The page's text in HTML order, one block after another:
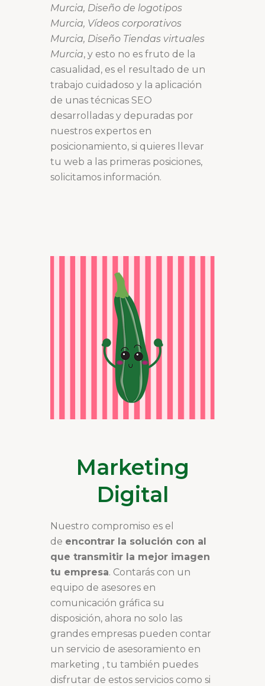
Murcia, Diseño de logotipos
Murcia, Vídeos corporativos
Murcia, Diseño Tiendas virtuales
Murcia, y esto no es fruto de la
casualidad, es el resultado de un
trabajo cuidadoso y la aplicación
de unas técnicas SEO
desarrolladas y depuradas por
nuestros expertos en
posicionamiento, si quieres llevar
tu web a las primeras posiciones,
solicitamos información.
Marketing
Digital
Nuestro compromiso es el
de encontrar la solución con al
que transmitir la mejor imagen
tu empresa. Contarás con un
equipo de asesores en
comunicación gráfica su
disposición, ahora no solo las
grandes empresas pueden contar
un servicio de asesoramiento en
marketing , tu también puedes
disfrutar de estos servicios como si